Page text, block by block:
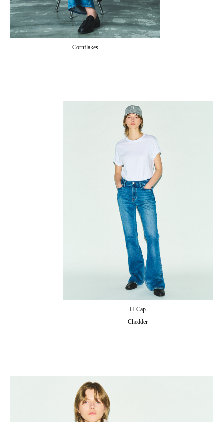
Cornflakes
H-Cap
Chedder